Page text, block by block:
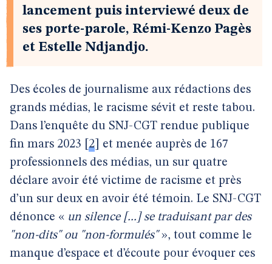
lancement puis interviewé deux de
ses porte-parole, Rémi-Kenzo Pagès
et Estelle Ndjandjo.
Des écoles de journalisme aux rédactions des
grands médias, le racisme sévit et reste tabou.
Dans l’enquête du SNJ-CGT rendue publique
fin mars 2023
2
et menée auprès de 167
professionnels des médias, un sur quatre
déclare avoir été victime de racisme et près
d’un sur deux en avoir été témoin. Le SNJ-CGT
dénonce « un silence [...] se traduisant par des
"non-dits" ou "non-formulés"», tout comme le
manque d’espace et d’écoute pour évoquer ces